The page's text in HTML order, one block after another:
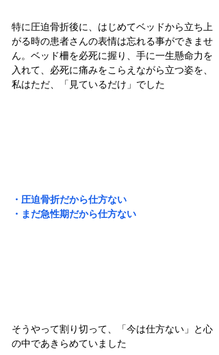
特に圧迫骨折後に、はじめてベッドから立ち上
がる時の患者さんの表情は忘れる事ができませ
ん。ベッド柵を必死に握り、手に一生懸命力を
入れて、必死に痛みをこらえながら立つ姿を、
私はただ、「見ているだけ」でした
・圧迫骨折だから仕方ない
・まだ急性期だから仕方ない
そうやって割り切って、「今は仕方ない」と心
の中であきらめていました